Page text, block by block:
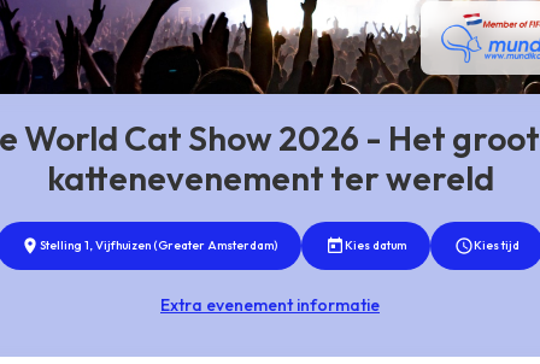
World Cat Show 2026 - Het
kattenevenement ter wereld
Stelling 1, Vijfhuizen (Greater Amsterdam) Kies datum Kies tijd
Extra evenement informatie